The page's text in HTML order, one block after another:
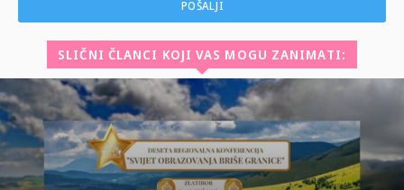
SLIČNI ČLANCI KOJI VAS MOGU ZANIMATI: